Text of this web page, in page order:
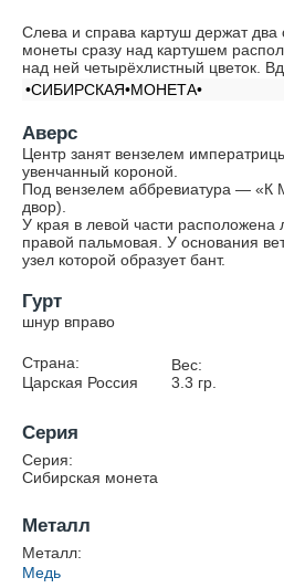
Слева и справа картуш держат два
монеты сразу над картушем
над ней четырёхлистный цветок.
•СИБИРСКАЯ•МОНЕТА•
Аверс
Центр занят вензелем
увенчанный короной.
Под вензелем аббревиатура — «К
двор).
У края в левой части расположена
правой пальмовая. У основания
узел которой образует бант.
Гурт
шнур вправо
Страна:
Царская Россия
Вес:
3.3 гр.
Серия
Серия:
Сибирская монета
Металл
Металл:
Медь